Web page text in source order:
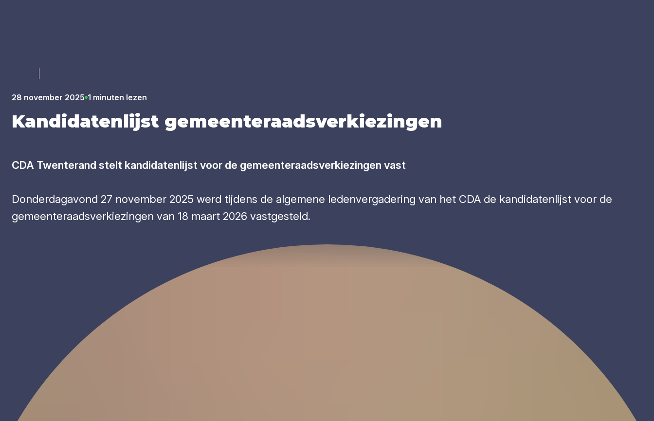
28 november 2025 1 minuten lezen
Kan­di­da­ten­lijst gemeen­te­raads­ver­kie­zin­gen
CDA Twenterand stelt kandidatenlijst voor de gemeenteraadsverkiezingen vast
Donderdagavond 27 november 2025 werd tijdens de algemene ledenvergadering van het CDA de kandidatenlijst voor de
gemeenteraadsverkiezingen van 18 maart 2026 vastgesteld.